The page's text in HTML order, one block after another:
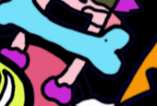
#กระเป๋าสะพายข้าง #
#กระเป๋า